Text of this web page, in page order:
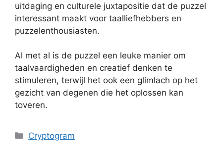
uitdaging en culturele juxtapositie dat de puzzel
interessant maakt voor taalliefhebbers en
puzzelenthousiasten.
Al met al is de puzzel een leuke manier om
taalvaardigheden en creatief denken te
stimuleren, terwijl het ook een glimlach op het
gezicht van degenen die het oplossen kan
toveren.
Categories
Cryptogram